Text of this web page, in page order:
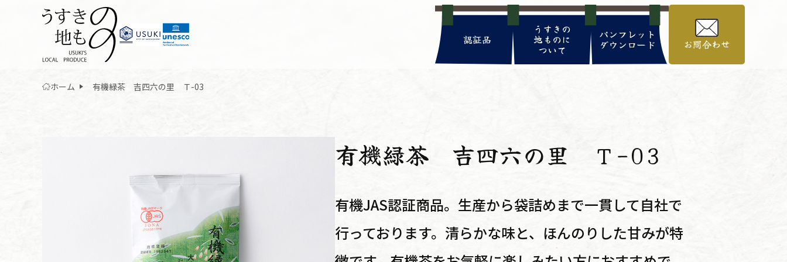
認証品
うすきの
地ものに
ついて
パンフレット
ダウンロード お問合わせ
ホーム 有機緑茶 吉四六の里 Ｔ-03
有機緑茶 吉四六の里 Ｔ-03
有機JAS認証商品。生産から袋詰めまで一貫して自社で
行っております。清らかな味と、ほんのりした甘みが特